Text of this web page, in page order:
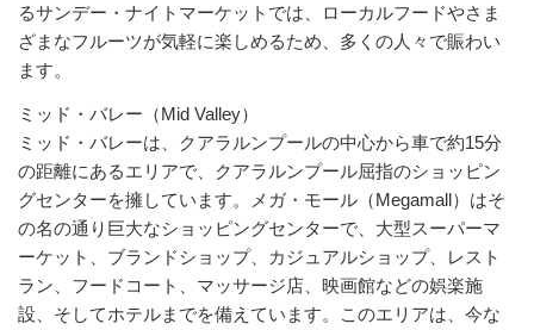
るサンデー・ナイトマーケットでは、ローカルフードやさま
ざまなフルーツが気軽に楽しめるため、多くの人々で賑わい
ます。
ミッド・バレー（Mid Valley）
ミッド・バレーは、クアラルンプールの中心から車で約15分
の距離にあるエリアで、クアラルンプール屈指のショッピン
グセンターを擁しています。メガ・モール（Megamall）はそ
の名の通り巨大なショッピングセンターで、大型スーパーマ
ーケット、ブランドショップ、カジュアルショップ、レスト
ラン、フードコート、マッサージ店、映画館などの娯楽施
設、そしてホテルまでを備えています。このエリアは、今な